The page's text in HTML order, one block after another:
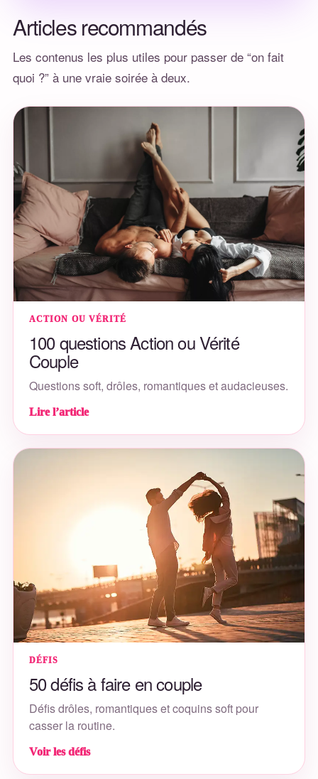
Articles recommandés
Les contenus les plus utiles pour passer de “on fait
quoi ?” à une vraie soirée à deux.
ACTION OU VÉRITÉ
100 questions Action ou Vérité
Couple
Questions soft, drôles, romantiques et audacieuses.
Lire l’article
DÉFIS
50 défis à faire en couple
Défis drôles, romantiques et coquins soft pour
casser la routine.
Voir les défis